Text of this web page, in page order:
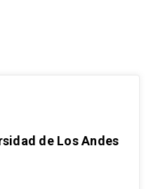
de Los Andes